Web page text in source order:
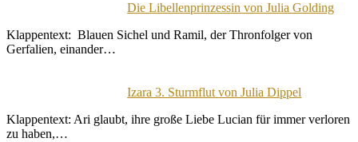
Die Libellenprinzessin von Julia Golding
Klappentext: Blauen Sichel und Ramil, der Thronfolger von
Gerfalien, einander…
Izara 3. Sturmflut von Julia Dippel
Klappentext: Ari glaubt, ihre große Liebe Lucian für immer verloren
zu haben,…